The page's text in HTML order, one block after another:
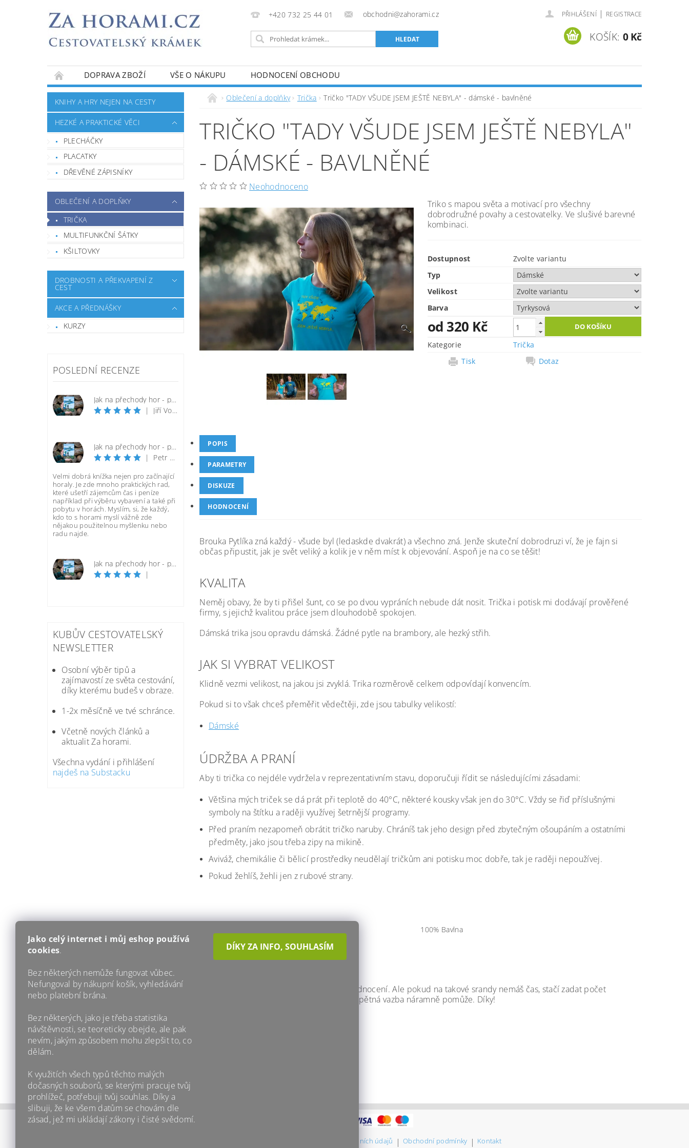
+420 732 25 44 01 obchodni@zahorami.cz PŘIHLÁŠENÍ | REGISTRACE
KOŠÍK: 0 Kč
DOPRAVA ZBOŽÍ VŠE O NÁKUPU HODNOCENÍ OBCHODU
KNIHY A HRY NEJEN NA CESTY
HEZKÉ A PRAKTICKÉ VĚCI
PLECHÁČKY
PLACATKY
DŘEVĚNÉ ZÁPISNÍKY
OBLEČENÍ A DOPLŇKY
TRIČKA
MULTIFUNKČNÍ ŠÁTKY
KŠILTOVKY
DROBNOSTI A PŘEKVAPENÍ Z
CEST
AKCE A PŘEDNÁŠKY
KURZY
POSLEDNÍ RECENZE
Jak na přechody hor - praktická příručka
|
Jiří Volek
Jak na přechody hor - praktická příručka
|
Petr Kejř
Velmi dobrá knížka nejen pro začínající
horaly. Je zde mnoho praktických rad,
které ušetří zájemcům čas i peníze
například při výběru vybavení a také při
pobytu v horách. Myslím, si, že každý,
kdo to s horami myslí vážně zde
nějakou použitelnou myšlenku nebo
radu najde.
Jak na přechody hor - praktická příručka
|
KUBŮV CESTOVATELSKÝ
NEWSLETTER
Osobní výběr tipů a
zajímavostí ze světa cestování,
díky kterému budeš v obraze.
1-2x měsíčně ve tvé schránce.
Včetně nových článků a
aktualit Za horami.
Všechna vydání i přihlášení
najdeš na Substacku
Oblečení a doplňky Trička Tričko "TADY VŠUDE JSEM JEŠTĚ NEBYLA" - dámské - bavlněné
TRIČKO "TADY VŠUDE JSEM JEŠTĚ NEBYLA"
- DÁMSKÉ - BAVLNĚNÉ
Neohodnoceno
Triko s mapou světa a motivací pro všechny
dobrodružné povahy a cestovatelky. Ve slušivé barevné
kombinaci.
Dostupnost
Zvolte variantu
Typ
Velikost
Barva
od 320 Kč
Kategorie
Trička
Tisk
Dotaz
POPIS
PARAMETRY
DISKUZE
HODNOCENÍ
Brouka Pytlíka zná každý - všude byl (ledaskde dvakrát) a všechno zná. Jenže skuteční dobrodruzi ví, že je fajn si
občas připustit, jak je svět veliký a kolik je v něm míst k objevování. Aspoň je na co se těšit!
KVALITA
Neměj obavy, že by ti přišel šunt, co se po dvou vypráních nebude dát nosit. Trička i potisk mi dodávají prověřené
firmy, s jejichž kvalitou práce jsem dlouhodobě spokojen.
Dámská trika jsou opravdu dámská. Žádné pytle na brambory, ale hezký střih.
JAK SI VYBRAT VELIKOST
Klidně vezmi velikost, na jakou jsi zvyklá. Trika rozměrově celkem odpovídají konvencím.
Pokud si to však chceš přeměřit vědečtěji, zde jsou tabulky velikostí:
Dámské
ÚDRŽBA A PRANÍ
Aby ti trička co nejdéle vydržela v reprezentativním stavu, doporučuji řídit se následujícími zásadami:
Většina mých triček se dá prát při teplotě do 40°C, některé kousky však jen do 30°C. Vždy se řiď příslušnými
symboly na štítku a raději využívej šetrnější programy.
Před praním nezapomeň obrátit tričko naruby. Chráníš tak jeho design před zbytečným ošoupáním a ostatními
předměty, jako jsou třeba zipy na mikině.
Aviváž, chemikálie či bělicí prostředky neudělají tričkům ani potisku moc dobře, tak je raději nepoužívej.
Pokud žehlíš, žehli jen z rubové strany.
100% Bavlna
Buďte první, kdo napíše příspěvek k této položce.
Budu moc rád, když mi napíšeš i slovní hodnocení. Ale pokud na takové srandy nemáš čas, stačí zadat počet
hvězdiček a odeslat jen tak. Pořád mi tvá zpětná vazba náramně pomůže. Díky!
Cookies a ochrana osobních údajů | Obchodní podmínky | Kontakt
Jako celý internet i můj eshop používá
cookies.
Bez některých nemůže fungovat vůbec.
Nefungoval by nákupní košík, vyhledávání
nebo platební brána.
Bez některých, jako je třeba statistika
návštěvnosti, se teoreticky obejde, ale pak
nevím, jakým způsobem mohu zlepšit to, co
dělám.
K využitích všech typů těchto malých
dočasných souborů, se kterými pracuje tvůj
prohlížeč, potřebuji tvůj souhlas. Díky a
slibuji, že ke všem datům se chovám dle
zásad, jež mi ukládají zákony i čisté svědomí.